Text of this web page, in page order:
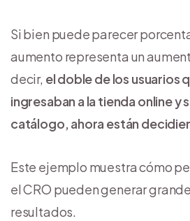
Si bien puede parecer
aumento representa un
decir, el doble de los usuarios
ingresaban a la tienda online y
catálogo, ahora están
Este ejemplo muestra cómo
el CRO pueden generar
resultados.